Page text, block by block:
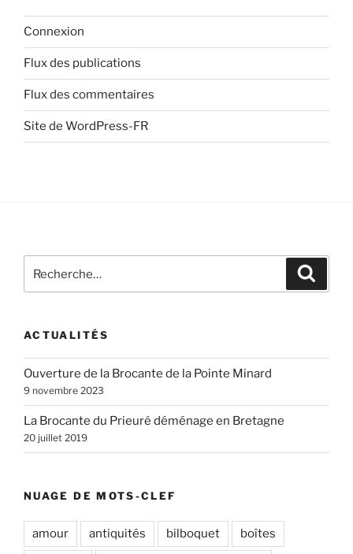
Connexion
Flux des publications
Flux des commentaires
Site de WordPress-FR
pour
ACTUALITÉS
Ouverture de la Brocante de la Pointe Minard
9 novembre 2023
La Brocante du Prieuré déménage en Bretagne
20 juillet 2019
NUAGE DE MOTS-CLEF
amour antiquités bilboquet boîtes